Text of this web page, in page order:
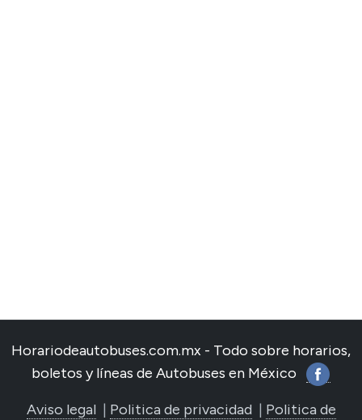
Horariodeautobuses.com.mx - Todo sobre horarios,
boletos y líneas de Autobuses en México
Aviso legal| Politica de privacidad | Politica de